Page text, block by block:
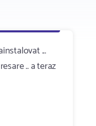
...
.. a teraz